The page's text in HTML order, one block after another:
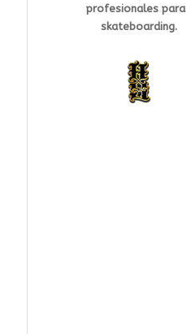
profesionalespara
skateboarding.